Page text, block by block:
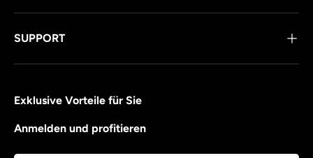
SUPPORT
Exklusive Vorteile für Sie
Anmelden und profitieren